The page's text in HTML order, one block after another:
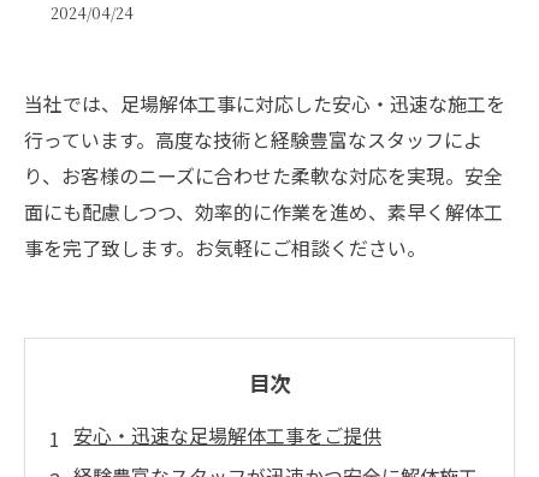
2024/04/24
当社では、足場解体工事に対応した安心・迅速な施工を
行っています。高度な技術と経験豊富なスタッフによ
り、お客様のニーズに合わせた柔軟な対応を実現。安全
面にも配慮しつつ、効率的に作業を進め、素早く解体工
事を完了致します。お気軽にご相談ください。
目次
安心・迅速な足場解体工事をご提供